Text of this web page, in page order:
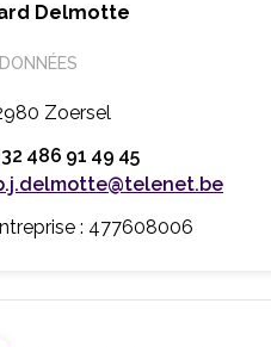
Delmotte
Zoersel
486 91 49 45
: 477608006